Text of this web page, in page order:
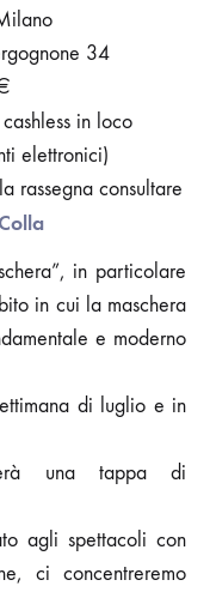
34
in loco
elettronici)
rassegna consultare
in particolare
in cui la maschera
e moderno
di luglio e in
una tappa di
agli spettacoli con
ci concentreremo